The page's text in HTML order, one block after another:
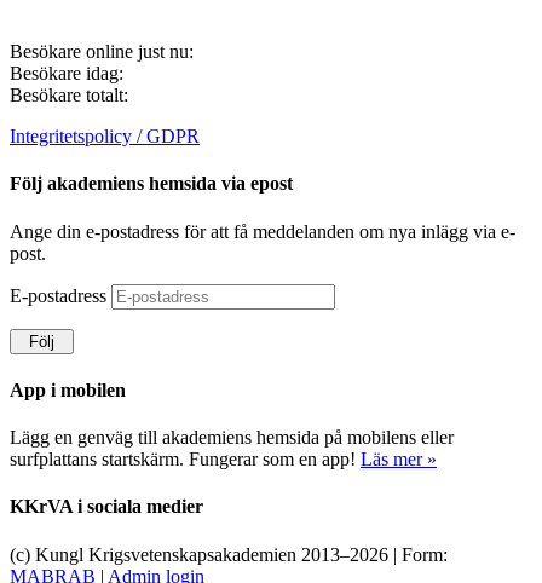
Besökare online just nu:
Besökare idag:
Besökare totalt:
Integritetspolicy / GDPR
Följ akademiens hemsida via epost
Ange din e-postadress för att få meddelanden om nya inlägg via e-
post.
E-postadress
Följ
App i mobilen
Lägg en genväg till akademiens hemsida på mobilens eller
surfplattans startskärm. Fungerar som en app! Läs mer »
KKrVA i sociala medier
(c) Kungl Krigsvetenskapsakademien 2013–2026 | Form:
MABRAB | Admin login